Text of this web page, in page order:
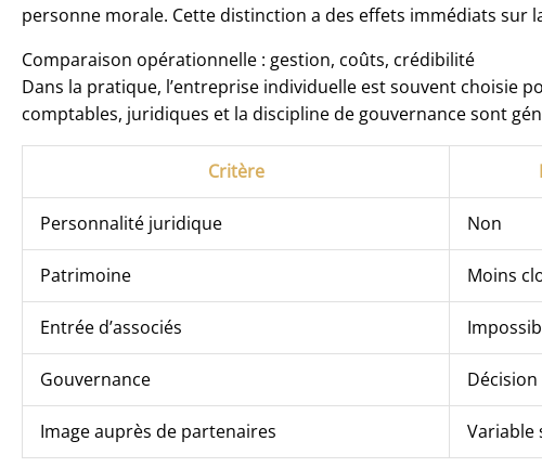
personne morale. Cette distinction a des effets immédiats sur
Comparaison opérationnelle : gestion, coûts, crédibilité
Dans la pratique, l’entreprise individuelle est souvent choisie
comptables, juridiques et la discipline de gouvernance sont
Critère
Personnalité juridique Non
Patrimoine Moins
Entrée d’associés
Gouvernance
Image auprès de partenaires Variable